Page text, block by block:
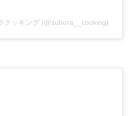
クッキング (@zubora__cooking)